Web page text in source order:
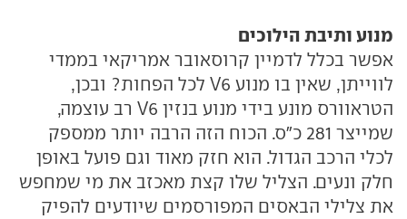
מנוע ותיבת הילוכים
אפשר בכלל לדמיין קרוסאובר אמריקאי בממדי
לווייתן, שאין בו מנוע V6 לכל הפחות? ובכן,
הטראוורס מונע בידי מנוע בנזין V6 רב עוצמה,
שמייצר 281 כ"ס. הכוח הזה הרבה יותר ממספק
לכלי הרכב הגדול. הוא חזק מאוד וגם פועל באופן
חלק ונעים. הצליל שלו קצת מאכזב את מי שמחפש
את צלילי הבאסים המפורסמים שיודעים להפיק